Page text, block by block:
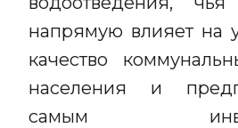
напрямую влияет на
качество
населения и
самым